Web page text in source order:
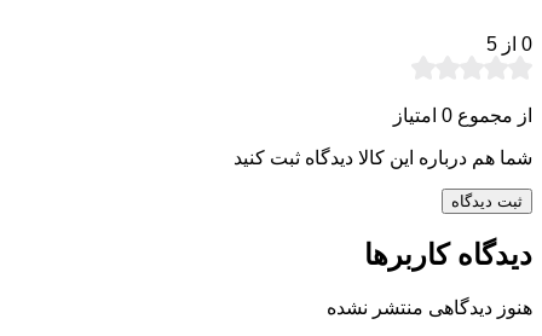
0 از 5
از مجموع 0 امتیاز
شما هم درباره این کالا دیدگاه ثبت کنید
ثبت دیدگاه
دیدگاه کاربرها
هنوز دیدگاهی منتشر نشده